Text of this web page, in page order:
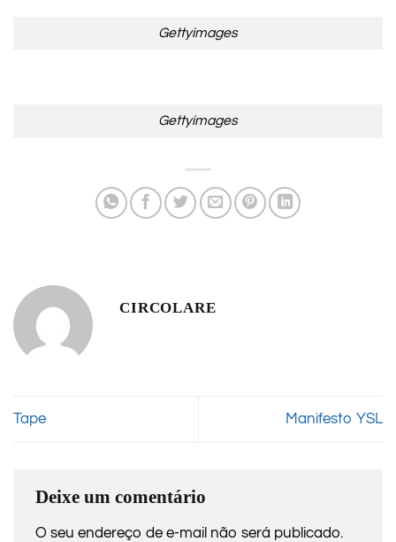
Gettyimages
Gettyimages
CIRCOLARE
Tape Manifesto YSL
Deixe um comentário
O seu endereço de e-mail não será publicado.